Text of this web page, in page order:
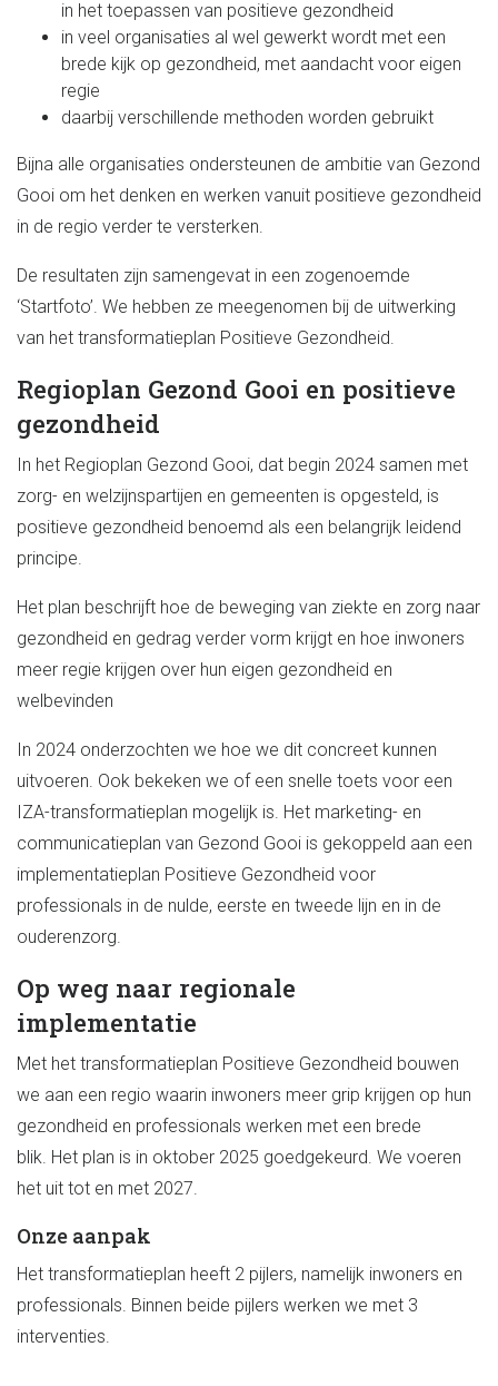
in het toepassen van positieve gezondheid
in veel organisaties al wel gewerkt wordt met een
brede kijk op gezondheid, met aandacht voor eigen
regie
daarbij verschillende methoden worden gebruikt
Bijna alle organisaties ondersteunen de ambitie van Gezond
Gooi om het denken en werken vanuit positieve gezondheid
in de regio verder te versterken.
De resultaten zijn samengevat in een zogenoemde
‘Startfoto’. We hebben ze meegenomen bij de uitwerking
van het transformatieplan Positieve Gezondheid.
Regioplan Gezond Gooi en positieve
gezondheid
In het Regioplan Gezond Gooi, dat begin 2024 samen met
zorg- en welzijnspartijen en gemeenten is opgesteld, is
positieve gezondheid benoemd als een belangrijk leidend
principe.
Het plan beschrijft hoe de beweging van ziekte en zorg naar
gezondheid en gedrag verder vorm krijgt en hoe inwoners
meer regie krijgen over hun eigen gezondheid en
welbevinden
In 2024 onderzochten we hoe we dit concreet kunnen
uitvoeren. Ook bekeken we of een snelle toets voor een
IZA-transformatieplan mogelijk is. Het marketing- en
communicatieplan van Gezond Gooi is gekoppeld aan een
implementatieplan Positieve Gezondheid voor
professionals in de nulde, eerste en tweede lijn en in de
ouderenzorg.
Op weg naar regionale
implementatie
Met het transformatieplan Positieve Gezondheid bouwen
we aan een regio waarin inwoners meer grip krijgen op hun
gezondheid en professionals werken met een brede
blik. Het plan is in oktober 2025 goedgekeurd. We voeren
het uit tot en met 2027.
Onze aanpak
Het transformatieplan heeft 2 pijlers, namelijk inwoners en
professionals. Binnen beide pijlers werken we met 3
interventies.